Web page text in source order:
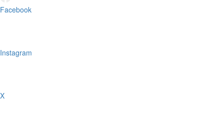
Facebook
Instagram
X